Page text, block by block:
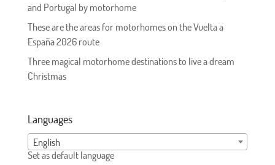
and Portugal by motorhome
These are the areas for motorhomes on the Vuelta a
España 2026 route
Three magical motorhome destinations to live a dream
Christmas
Languages
English
Set as default language